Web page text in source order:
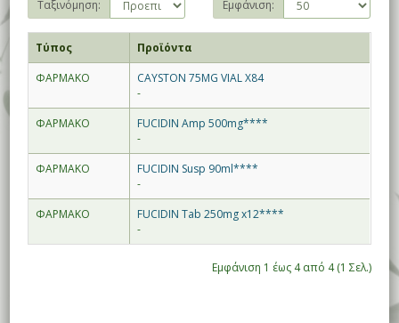
Ταξινόμηση: Εμφάνιση:
Τύπος
Προϊόντα
ΦΑΡΜΑΚΟ
CAYSTON 75MG VIAL X84
-
ΦΑΡΜΑΚΟ
FUCIDIN Amp 500mg****
-
ΦΑΡΜΑΚΟ
FUCIDIN Susp 90ml****
-
ΦΑΡΜΑΚΟ
FUCIDIN Tab 250mg x12****
-
Εμφάνιση 1 έως 4 από 4 (1 Σελ.)